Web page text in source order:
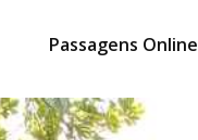
Passagens Online